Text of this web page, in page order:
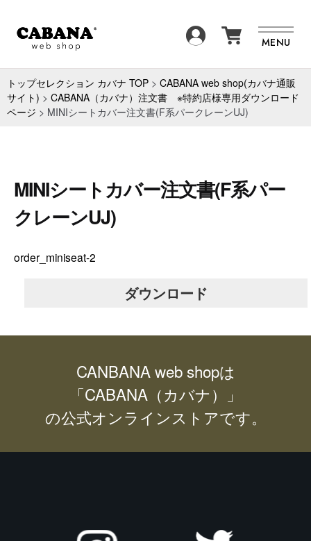
MENU
商品一覧
BRAND
ITEM
FAQ
CONTACT
トップセレクション カバナ TOP > CABANA web shop(カバナ通販
サイト) > CABANA（カバナ）注文書 ※特約店様専用ダウンロード
ページ > MINIシートカバー注文書(F系パークレーンUJ)
MINIシートカバー注文書(F系パー
クレーンUJ)
order_miniseat-2
ダウンロード
CANBANA web shopは
「CABANA（カバナ）」
の公式オンラインストアです。